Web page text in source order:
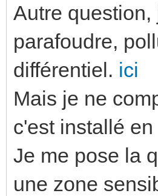
Autre
parafoudre,
différentiel. ici
Mais je ne
c'est installé
Je me pose la
une zone